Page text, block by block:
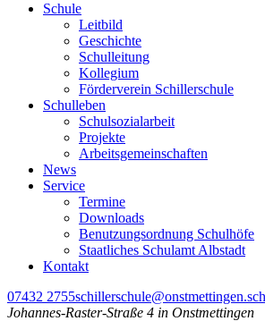
Schule
Leitbild
Geschichte
Schulleitung
Kollegium
Förderverein Schillerschule
Schulleben
Schulsozialarbeit
Projekte
Arbeitsgemeinschaften
News
Service
Termine
Downloads
Benutzungsordnung Schulhöfe
Staatliches Schulamt Albstadt
Kontakt
07432 2755
Johannes-Raster-Straße 4 in Onstmettingen